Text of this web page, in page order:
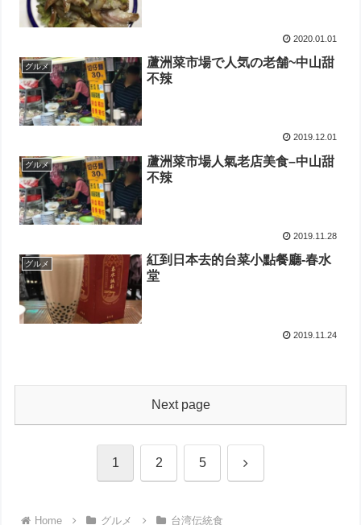
2020.01.01
グルメ
蘆洲菜市場で人気の老舗~中山甜
不辣
2019.12.01
グルメ
蘆洲菜市場人氣老店美食–中山甜
不辣
2019.11.28
グルメ
紅到日本去的台菜小點餐廳-春水
堂
2019.11.24
Next page
1 2 5 Next
Home グルメ 台湾伝統食